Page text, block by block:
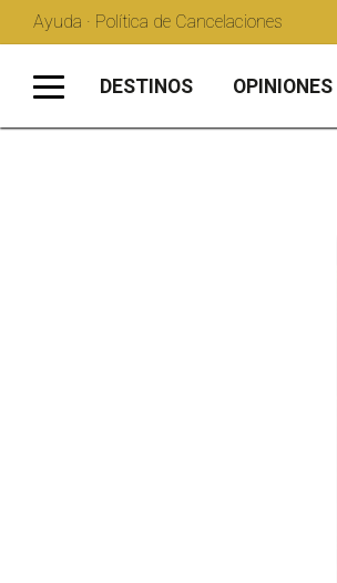
Ayuda · Política de Cancelaciones
DESTINOS OPINIONES